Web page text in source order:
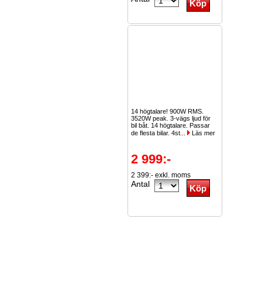
14 högtalare! 900W RMS.
3520W peak. 3-vägs ljud för
bil båt. 14 högtalare. Passar
de flesta bilar. 4st...
Läs mer
2 999:-
2 399:- exkl. moms
Antal